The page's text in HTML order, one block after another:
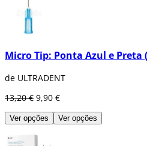
Micro Tip: Ponta Azul e Preta
de ULTRADENT
13,20 € 9,90 €
Ver opções Ver opções